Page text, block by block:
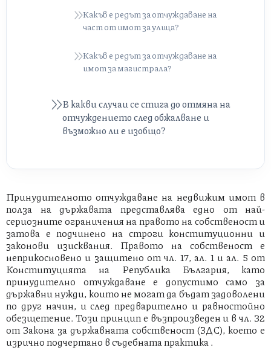
Какъв е редът за отчуждаване на
част от имот за улица?
Какъв е редът за отчуждаване на
имот за магистрала?
В какви случаи се стига до отмяна на
отчуждението след обжалване и
възможно ли е изобщо?
Принудителното отчуждаване на недвижим имот в
полза на държавата представлява едно от най-
сериозните ограничения на правото на собственост и
затова е подчинено на строги конституционни и
законови изисквания. Правото на собственост е
неприкосновено и защитено от чл. 17, ал. 1 и ал. 5 от
Конституцията на Република България, като
принудително отчуждаване е допустимо само за
държавни нужди, които не могат да бъдат задоволени
по друг начин, и след предварително и равностойно
обезщетение. Този принцип е възпроизведен и в чл. 32
от Закона за държавната собственост (ЗДС), което е
изрично подчертано в съдебната практика .